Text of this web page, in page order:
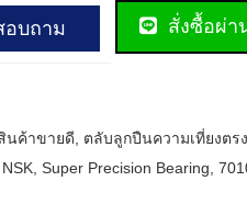
บถาม สั่งซื้อผ่า
นค้าขายดี
ตลับลูกปืนความเที่ยงตร
NSK Super Precision Bearing